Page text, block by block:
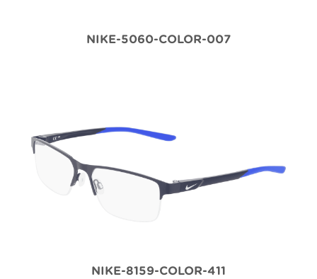
NIKE-5060-COLOR-007
NIKE-8159-COLOR-411